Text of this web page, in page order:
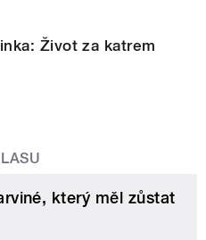
Život za katrem
který měl zůstat